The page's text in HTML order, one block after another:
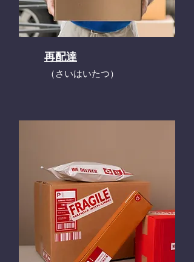
再配達
​（さいはいたつ）